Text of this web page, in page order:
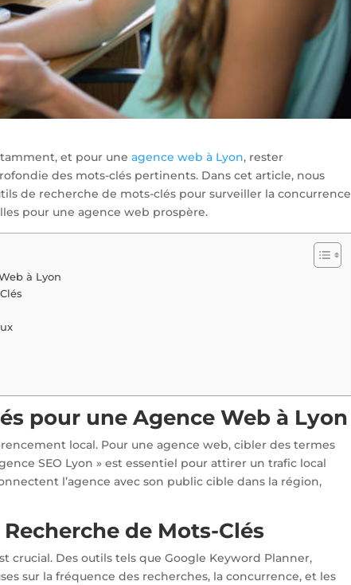
et pour uneagence web à Lyon, rester
des mots-clés pertinents. Dans cet article, nous
de recherche de mots-clés pour surveiller la concurrence
pour une agence web prospère.
à Lyon
pour une Agence Web à Lyon
local. Pour une agence web, cibler des termes
SEO Lyon » est essentiel pour attirer un trafic local
l’agence avec son public cible dans la région,
de Mots-Clés
crucial. Des outils tels que Google Keyword Planner,
sur la fréquence des recherches, la concurrence, et les